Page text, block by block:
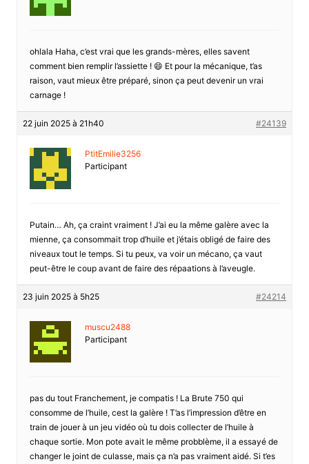
ohlala Haha, c’est vrai que les grands-mères, elles savent
comment bien remplir l’assiette ! 😄 Et pour la mécanique, t’as
raison, vaut mieux être préparé, sinon ça peut devenir un vrai
carnage !
22 juin 2025 à 21h40 #24139
PtitEmilie3256
Participant
Putain… Ah, ça craint vraiment ! J’ai eu la même galère avec la
mienne, ça consommait trop d’huile et j’étais obligé de faire des
niveaux tout le temps. Si tu peux, va voir un mécano, ça vaut
peut-être le coup avant de faire des répaations à l’aveugle.
23 juin 2025 à 5h25 #24214
muscu2488
Participant
pas du tout Franchement, je compatis ! La Brute 750 qui
consomme de l’huile, cest la galère ! T’as l’impression d’être en
train de jouer à un jeu vidéo où tu dois collecter de l’huile à
chaque sortie. Mon pote avait le même probblème, il a essayé de
changer le joint de culasse, mais ça n’a pas vraiment aidé. Si t’es